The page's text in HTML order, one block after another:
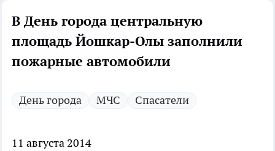
В День города центральную
площадь Йошкар-Олы заполнили
пожарные автомобили
День города МЧС Спасатели
11 августа 2014